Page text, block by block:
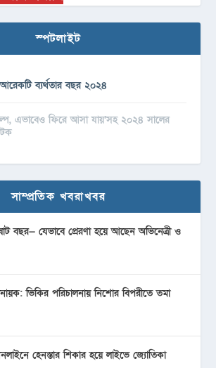
স্পটলাইট
আরেকটি ব্যর্থতার বছর ২০২৪
এভাবেও ফিরে আসা যায়’সহ ২০২৪ সালের
সাম্প্রতিক খবরাখবর
বছর— যেভাবে প্রেরণা হয়ে আছেন অভিনেত্রী ও
ভিকির পরিচালনায় নিশোর বিপরীতে তমা
হেনস্তার শিকার হয়ে লাইভে জ্যোতিকা